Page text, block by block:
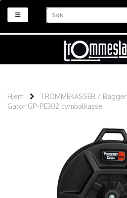
Hjem TROMMEKASSER / Bagger
Gator GP-PE302 cymbalkasse